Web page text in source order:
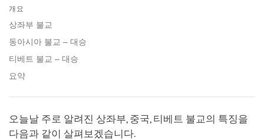
개요
상좌부 불교
동아시아 불교 – 대승
티베트 불교 – 대승
요약
오늘날 주로 알려진 상좌부, 중국, 티베트 불교의 특징을
다음과 같이 살펴보겠습니다.